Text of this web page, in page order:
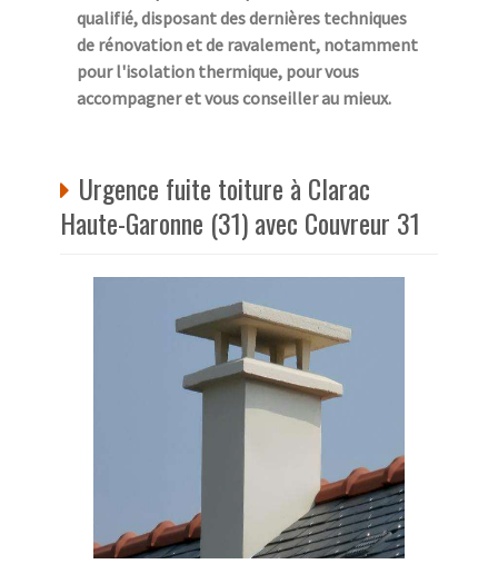
qualifié, disposant des dernières techniques
de rénovation et de ravalement, notamment
pour l'isolation thermique, pour vous
accompagner et vous conseiller au mieux.
Urgence fuite toiture à Clarac
Haute-Garonne (31) avec Couvreur 31